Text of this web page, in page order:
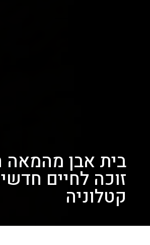
זוכה לחיים
קטלוניה